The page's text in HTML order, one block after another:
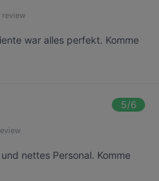
review
war alles perfekt. Komme
5/6
nettes Personal. Komme